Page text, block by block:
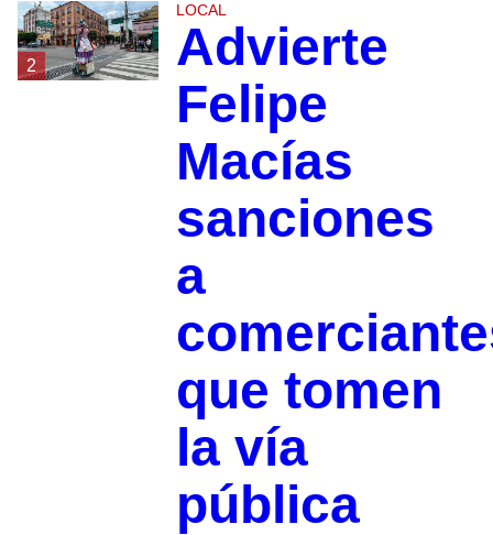
2
LOCAL
Advierte
Felipe
Macías
sanciones
a
que tomen
la vía
pública